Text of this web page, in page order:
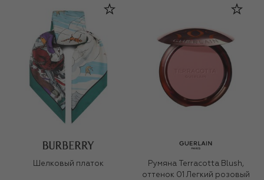
Шелковый платок
Румяна Terracotta Blush,
оттенок 01 Легкий розовый